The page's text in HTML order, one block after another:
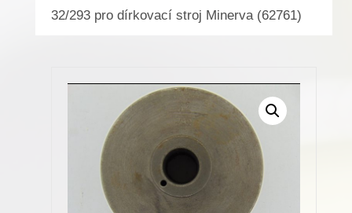
32/293 pro dírkovací stroj Minerva (62761)